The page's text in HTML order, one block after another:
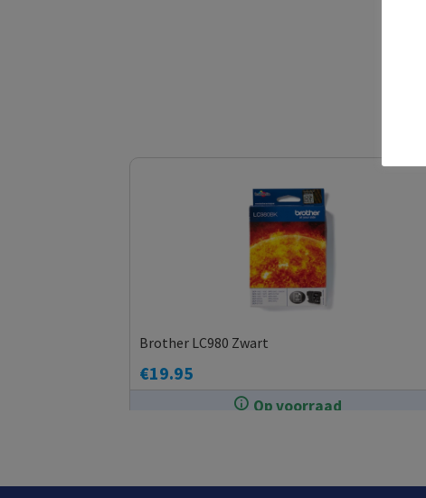
Op voorraad
Brother LC980 Zwart
€19.95